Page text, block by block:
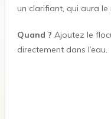
un clarifiant, qui aura le
Quand ? Ajoutez le
directement dans l’eau.